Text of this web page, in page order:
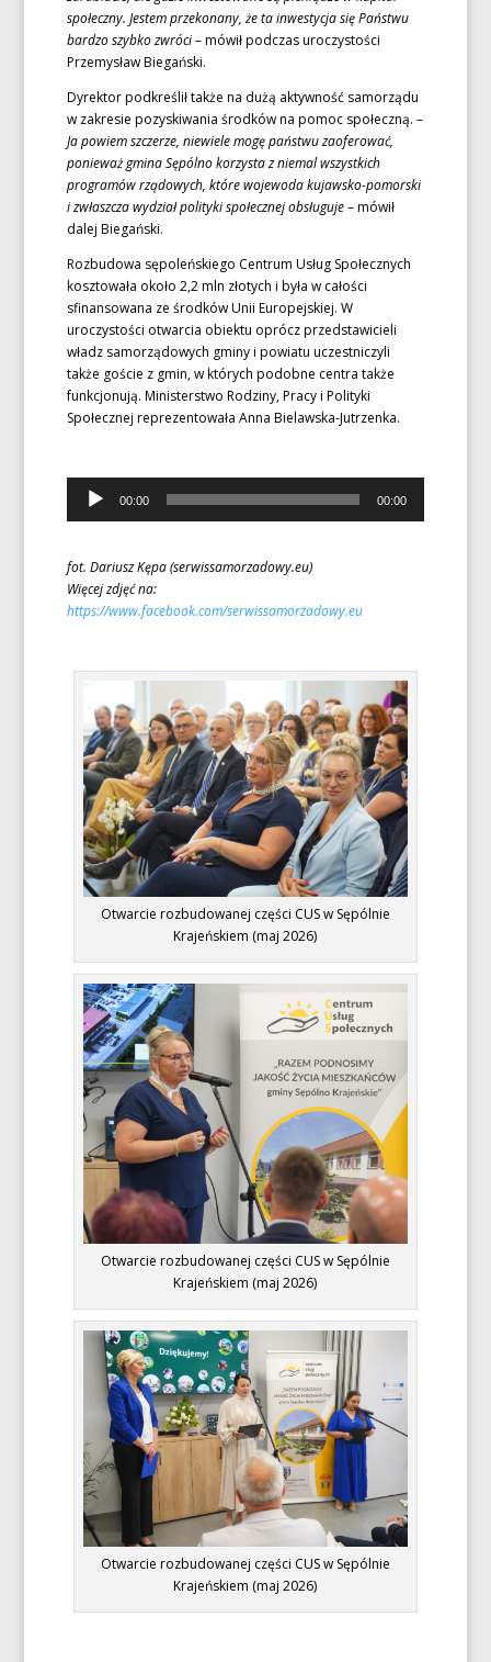
społeczny. Jestem przekonany, że ta inwestycja się Państwu
bardzo szybko zwróci– mówił podczas uroczystości
Przemysław Biegański.
Dyrektor podkreślił także na dużą aktywność samorządu
w zakresie pozyskiwania środków na pomoc społeczną. –
Ja powiem szczerze, niewiele mogę państwu zaoferować,
ponieważ gmina Sępólno korzysta z niemal wszystkich
programów rządowych, które wojewoda kujawsko-pomorski
i zwłaszcza wydział polityki społecznej obsługuje– mówił
dalej Biegański.
Rozbudowa sępoleńskiego Centrum Usług Społecznych
kosztowała około 2,2 mln złotych i była w całości
sfinansowana ze środków Unii Europejskiej. W
uroczystości otwarcia obiektu oprócz przedstawicieli
władz samorządowych gminy i powiatu uczestniczyli
także goście z gmin, w których podobne centra także
funkcjonują. Ministerstwo Rodziny, Pracy i Polityki
Społecznej reprezentowała Anna Bielawska-Jutrzenka.
Odtwarzacz
plików
00:00 00:00
fot. Dariusz Kępa (serwissamorzadowy.eu)
Więcej zdjęć na:
https://www.facebook.com/serwissamorzadowy.eu
Otwarcie rozbudowanej części CUS w Sępólnie
Krajeńskiem (maj 2026)
Otwarcie rozbudowanej części CUS w Sępólnie
Krajeńskiem (maj 2026)
Otwarcie rozbudowanej części CUS w Sępólnie
Krajeńskiem (maj 2026)